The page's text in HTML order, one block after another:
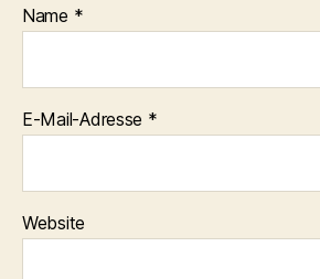
Name *
E-Mail-Adresse *
Website